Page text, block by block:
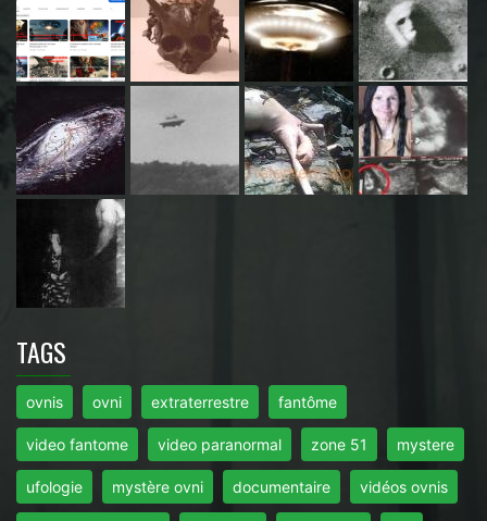
TAGS
ovnis ovni extraterrestre fantôme
video fantome video paranormal zone 51 mystere
ufologie mystère ovni documentaire vidéos ovnis